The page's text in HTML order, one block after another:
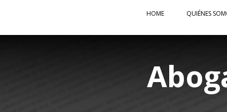
HOME QUIÉNES